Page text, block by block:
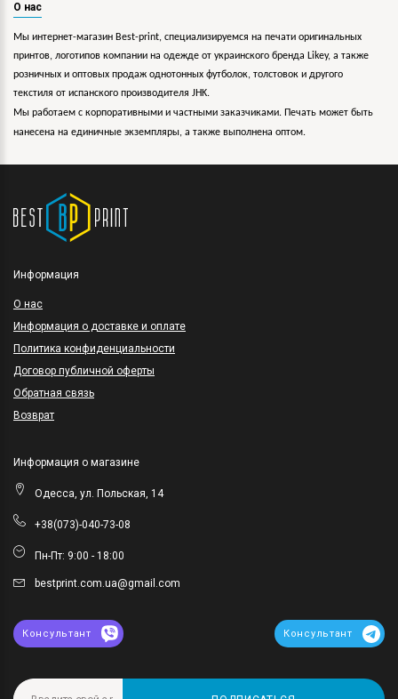
О нас
Мы интернет-магазин Best-print, специализируемся на печати оригинальных
принтов, логотипов компании на одежде от украинского бренда Likey, а также
розничных и оптовых продаж однотонных футболок, толстовок и другого
текстиля от испанского производителя JHK.
Мы работаем с корпоративными и частными заказчиками. Печать может быть
нанесена на единичные экземпляры, а также выполнена оптом.
Информация
O нас
Информация о доставке и оплате
Политика конфиденциальности
Договор публичной оферты
Обратная связь
Возврат
Информация о магазине
Одесса, ул. Польская, 14
+38(073)-040-73-08
Пн-Пт: 9:00 - 18:00
bestprint.com.ua@gmail.com
Консультант Консультант